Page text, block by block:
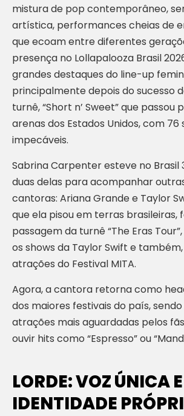
mistura de pop contemporâneo,
artística, performances cheias de
que ecoam entre diferentes
presença no Lollapalooza Brasil
grandes destaques do line-up
principalmente depois do sucesso
turnê, “Short n’ Sweet” que passou
arenas dos Estados Unidos, com 76
impecáveis.
Sabrina Carpenter esteve no Brasil
duas delas para acompanhar
cantoras: Ariana Grande e Taylor
que ela pisou em terras brasileiras,
passagem da turnê “The Eras
os shows da Taylor Swift e
atrações do Festival MITA.
Agora, a cantora retorna como
dos maiores festivais do país,
atrações mais aguardadas pelos
ouvir hits como “Espresso” ou
LORDE: VOZ ÚNICA E
IDENTIDADE